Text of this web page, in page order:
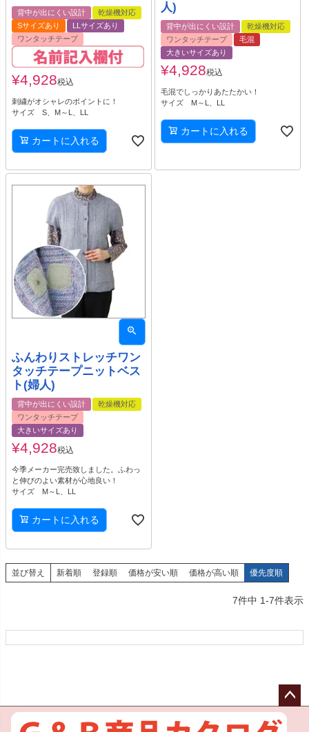
背中が出にくい設計
乾燥機対応
Sサイズあり
LLサイズあり
ワンタッチテープ
¥4,928税込
刺繍がオシャレのポイントに！
サイズ S、M～L、LL
カートに入れる
人)
背中が出にくい設計
乾燥機対応
ワンタッチテープ
毛混
大きいサイズあり
¥4,928税込
毛混でしっかりあたたかい！
サイズ M～L、LL
カートに入れる
ふんわりストレッチワン
タッチテープニットベス
ト(婦人)
背中が出にくい設計
乾燥機対応
ワンタッチテープ
大きいサイズあり
¥4,928税込
今季メーカー完売致しました。ふわっ
と伸びのよい素材が心地良い！
サイズ M～L、LL
カートに入れる
並び替え 新着順 登録順 価格が安い順 価格が高い順 優先度順
7件中 1-7件表示
ペー